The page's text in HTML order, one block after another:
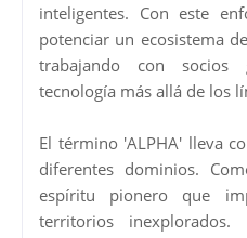
inteligentes. Con este
potenciar un ecosistema
trabajando con
tecnología más allá de los
El término 'ALPHA' lleva
diferentes dominios.
espíritu pionero que
territorios